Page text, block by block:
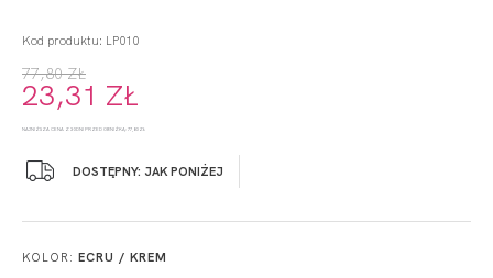
Kod produktu: LP010
77,80 ZŁ
23,31 ZŁ
NAJNIŻSZA CENA Z 30 DNI PRZED OBNIŻKĄ: 77,80 ZŁ
DOSTĘPNY: JAK PONIŻEJ
KOLOR: ECRU / KREM